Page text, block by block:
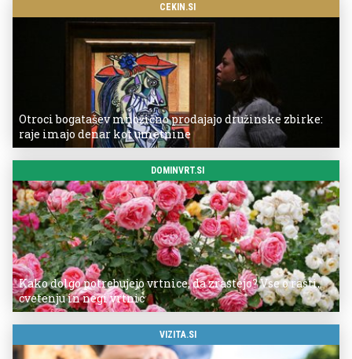
CEKIN.SI
Otroci bogatašev množično prodajajo družinske zbirke:
raje imajo denar kot umetnine
DOMINVRT.SI
Kako dolgo potrebujejo vrtnice, da zrastejo? Vse o rasti,
cvetenju in negi vrtnic
VIZITA.SI